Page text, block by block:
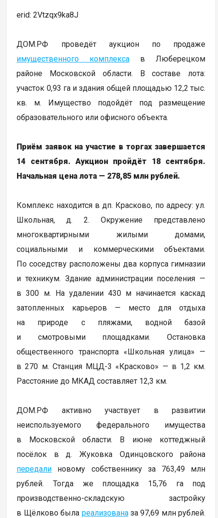
erid: 2Vtzqx9ka8J
ДОМ.РФ проведёт аукцион по продаже
имущественного комплекса в Люберецком
районе Московской области. В составе лота:
участок 0,93 га и здания общей площадью 12,2 тыс.
кв. м. Имущество подойдёт под размещение
образовательного или офисного объекта.
Приём заявок на участие в торгах завершается
14 сентября. Аукцион пройдёт 18 сентября.
Начальная цена лота — 278,85 млн рублей.
Комплекс находится в дп. Красково, по адресу: ул.
Школьная, д. 2. Окружение представлено
многоквартирными жилыми домами,
социальными и коммерческими объектами.
По соседству расположены два корпуса гимназии
и техникум. Здание администрации поселения —
в 300 м. На удалении 430 м начинается каскад
затопленных карьеров — место для отдыха
на природе с пляжами, водной базой
и смотровыми площадками. Остановка
общественного транспорта «Школьная улица» —
в 270 м. Станция МЦД-3 «Красково» — в 1,2 км.
Расстояние до МКАД составляет 12,3 км.
ДОМ.РФ активно участвует в развитии
неиспользуемого федерального имущества
в Московской области. В июне коттеджный
посёлок в д. Жуковка Одинцовского района
передали новому собственнику за 763,49 млн
рублей. Тогда же площадка 15,76 га под
производственно-складскую застройку
в Щёлково была реализованаза 97,69 млн рублей.